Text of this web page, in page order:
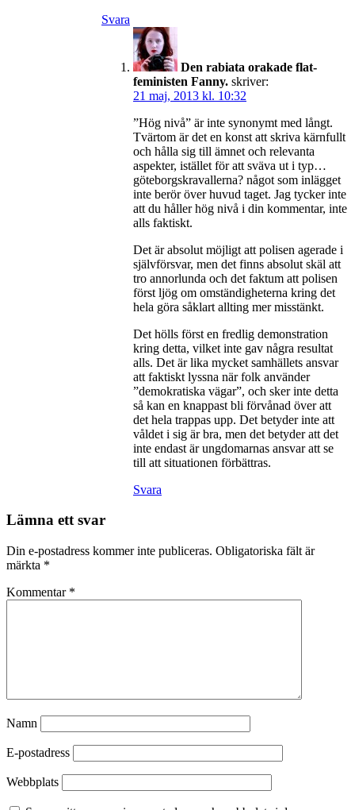
Svara
Den rabiata orakade flat-
feministen Fanny. skriver:
21 maj, 2013 kl. 10:32
”Hög nivå” är inte synonymt med långt.
Tvärtom är det en konst att skriva kärnfullt
och hålla sig till ämnet och relevanta
aspekter, istället för att sväva ut i typ…
göteborgskravallerna? något som inlägget
inte berör över huvud taget. Jag tycker inte
att du håller hög nivå i din kommentar, inte
alls faktiskt.
Det är absolut möjligt att polisen agerade i
självförsvar, men det finns absolut skäl att
tro annorlunda och det faktum att polisen
först ljög om omständigheterna kring det
hela göra såklart allting mer misstänkt.
Det hölls först en fredlig demonstration
kring detta, vilket inte gav några resultat
alls. Det är lika mycket samhällets ansvar
att faktiskt lyssna när folk använder
”demokratiska vägar”, och sker inte detta
så kan en knappast bli förvånad över att
det hela trappas upp. Det betyder inte att
våldet i sig är bra, men det betyder att det
inte endast är ungdomarnas ansvar att se
till att situationen förbättras.
Svara
Lämna ett svar
Din e-postadress kommer inte publiceras. Obligatoriska fält är
märkta *
Kommentar *
Namn
E-postadress
Webbplats